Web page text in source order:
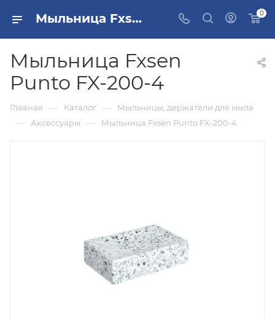
Мыльница Fxsen Punto FX-200-4 купить в Москве 0
Мыльница Fxsen
Punto FX-200-4
Главная — Каталог — Мыльницы, держатели для мыла
— Аксессуары — Мыльница Fxsen Punto FX-200-4